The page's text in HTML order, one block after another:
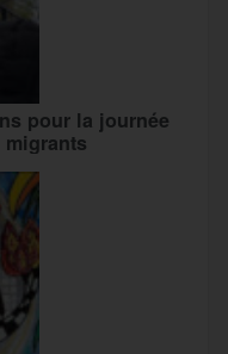
pour la journée